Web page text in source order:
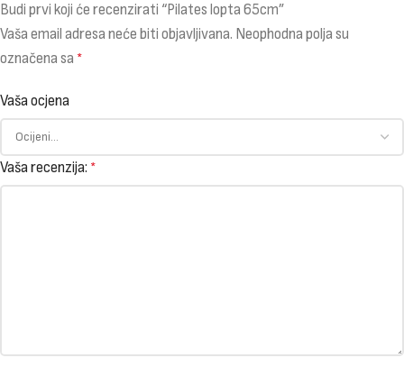
Budi prvi koji će recenzirati “Pilates lopta 65cm”
Vaša email adresa neće biti objavljivana. Neophodna polja su
označena sa *
Vaša ocjena
Vaša recenzija: *